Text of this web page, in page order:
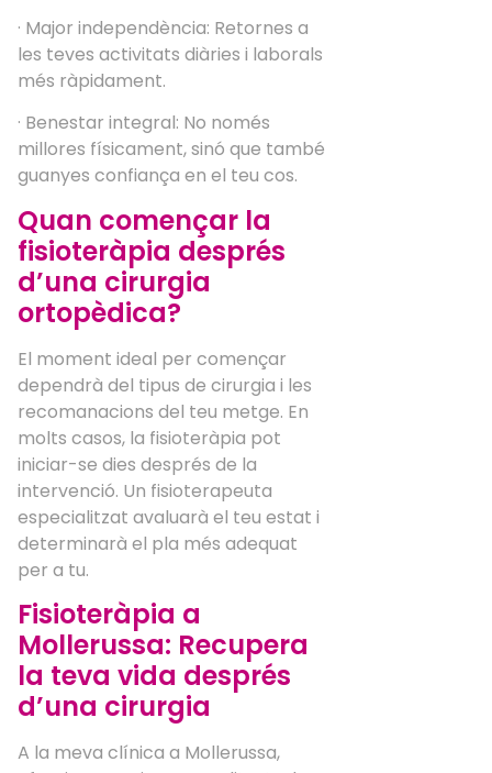
· Major independència: Retornes a
les teves activitats diàries i laborals
més ràpidament.
· Benestar integral: No només
millores físicament, sinó que també
guanyes confiança en el teu cos.
Quan començar la
fisioteràpia després
d’una cirurgia
ortopèdica?
El moment ideal per començar
dependrà del tipus de cirurgia i les
recomanacions del teu metge. En
molts casos, la fisioteràpia pot
iniciar-se dies després de la
intervenció. Un fisioterapeuta
especialitzat avaluarà el teu estat i
determinarà el pla més adequat
per a tu.
Fisioteràpia a
Mollerussa: Recupera
la teva vida després
d’una cirurgia
A la meva clínica a Mollerussa,